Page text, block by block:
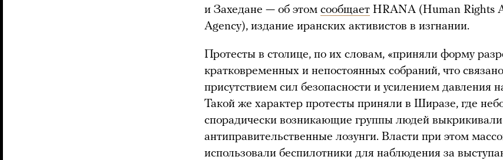
и Захедане — об этом сообщает HRANA (Human Rights
Agency), издание иранских активистов в изгнании.
Протесты в столице, по их словам, «приняли форму
кратковременных и непостоянных собраний, что
присутствием сил безопасности и усилением давления
Такой же характер протесты приняли в Ширазе, где
спорадически возникающие группы людей выкрикивали
антиправительственные лозунги. Власти при этом
использовали беспилотники для наблюдения за